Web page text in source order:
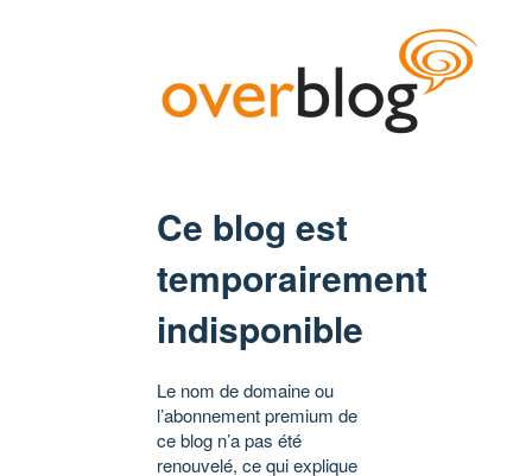
Ce blog est
temporairement
indisponible
Le nom de domaine ou
l’abonnement premium de
ce blog n’a pas été
renouvelé, ce qui explique